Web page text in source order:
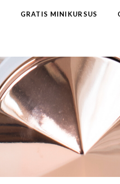
GRATIS MINIKURSUS